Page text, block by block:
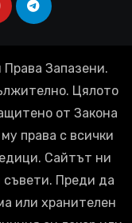
Запазени.
Цялото
от Закона
права с всички
Сайтът ни
Преди да
или хранителен